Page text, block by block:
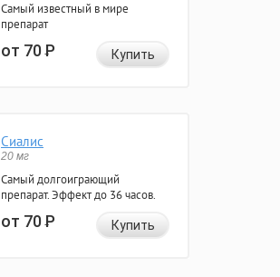
Самый известный в мире
препарат
от 70Р Купить
Сиалис
20 мг
Самый долгоиграющий
препарат. Эффект до 36 часов.
от 70Р Купить